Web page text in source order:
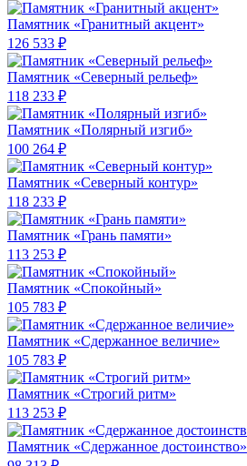
Памятник «Гранитный акцент»
126 533 ₽
Памятник «Северный рельеф»
118 233 ₽
Памятник «Полярный изгиб»
100 264 ₽
Памятник «Северный контур»
118 233 ₽
Памятник «Грань памяти»
113 253 ₽
Памятник «Спокойный»
105 783 ₽
Памятник «Сдержанное величие»
105 783 ₽
Памятник «Строгий ритм»
113 253 ₽
Памятник «Сдержанное достоинство»